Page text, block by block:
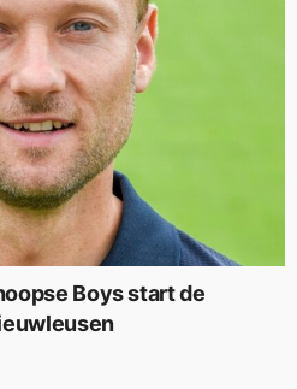
Boys start de